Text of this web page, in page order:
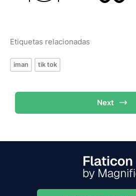
Etiquetas relacionadas
iman tik tok
Next